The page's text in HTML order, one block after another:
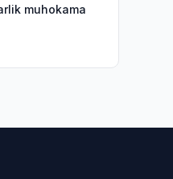
muhokama